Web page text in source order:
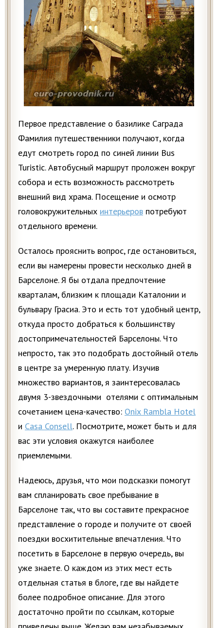
Первое представление о базилике Саграда
Фамилия путешественники получают, когда
едут смотреть город по синей линии Bus
Turistic. Автобусный маршрут проложен вокруг
собора и есть возможность рассмотреть
внешний вид храма. Посещение и осмотр
головокружительных интерьеров потребуют
отдельного времени.
Осталось прояснить вопрос, где остановиться,
если вы намерены провести несколько дней в
Барселоне. Я бы отдала предпочтение
кварталам, близким к площади Каталонии и
бульвару Грасиа. Это и есть тот удобный центр,
откуда просто добраться к большинству
достопримечательностей Барселоны. Что
непросто, так это подобрать достойный отель
в центре за умеренную плату. Изучив
множество вариантов, я заинтересовалась
двумя 3-звездочными отелями с оптимальным
сочетанием цена-качество: Onix Rambla Hotel
и Casa Consell. Посмотрите, может быть и для
вас эти условия окажутся наиболее
приемлемыми.
Надеюсь, друзья, что мои подсказки помогут
вам спланировать свое пребывание в
Барселоне так, что вы составите прекрасное
представление о городе и получите от своей
поездки восхитительные впечатления. Что
посетить в Барселоне в первую очередь, вы
уже знаете. О каждом из этих мест есть
отдельная статья в блоге, где вы найдете
более подробное описание. Для этого
достаточно пройти по ссылкам, которые